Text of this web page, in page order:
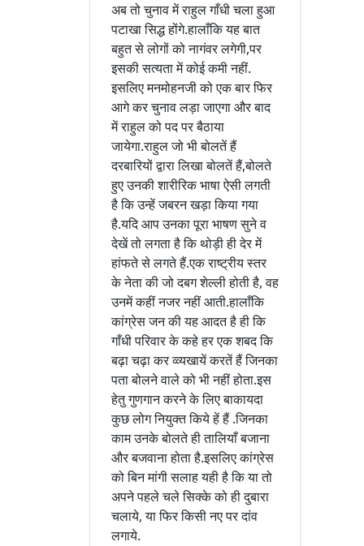
अब तो चुनाव में राहुल गाँधी चला हुआ
पटाखा सिद्ध होंगे.हालाँकि यह बात
बहुत से लोगों को नागंवर लगेगी,पर
इसकी सत्यता में कोई कमी नहीं.
इसलिए मनमोहनजी को एक बार फिर
आगे कर चुनाव लड़ा जाएगा और बाद
में राहुल को पद पर बैठाया
जायेगा.राहुल जो भी बोलतें हैं
दरबारियों द्वारा लिखा बोलतें हैं,बोलते
हुए उनकी शारीरिक भाषा ऐसी लगती
है कि उन्हें जबरन खड़ा किया गया
है.यदि आप उनका पूरा भाषण सुने व
देखें तो लगता है कि थोड़ी ही देर में
हांफते से लगते हैं.एक राष्ट्रीय स्तर
के नेता की जो दबग शेल्ली होती है, वह
उनमें कहीं नजर नहीं आती.हालाँकि
कांग्रेस जन की यह आदत है ही कि
गाँधी परिवार के कहे हर एक शबद कि
बढ़ा चढ़ा कर व्व्यखायें करतें हैं जिनका
पता बोलने वाले को भी नहीं होता.इस
हेतु गुणगान करने के लिए बाकायदा
कुछ लोग नियुक्त किये हें हैं .जिनका
काम उनके बोलते ही तालियाँ बजाना
और बजवाना होता है.इसलिए कांग्रेस
को बिन मांगी सलाह यही है कि या तो
अपने पहले चले सिक्के को ही दुबारा
चलाये, या फिर किसी नए पर दांव
लगाये.